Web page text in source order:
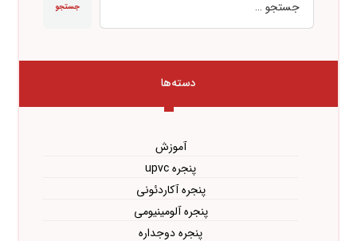
جستجو
دسته‌ها
آموزش
پنجره upvc
پنجره آکاردئونی
پنجره آلومینیومی
پنجره دوجداره